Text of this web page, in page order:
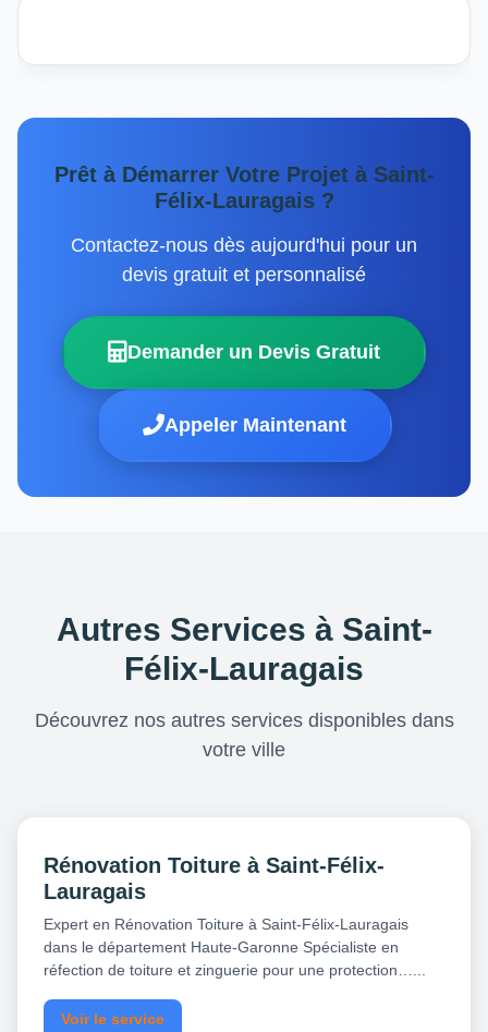
Prêt à Démarrer Votre Projet à Saint-
Félix-Lauragais ?
Contactez-nous dès aujourd'hui pour un
devis gratuit et personnalisé
Demander un Devis Gratuit
Appeler Maintenant
Autres Services à Saint-
Félix-Lauragais
Découvrez nos autres services disponibles dans
votre ville
Rénovation Toiture à Saint-Félix-
Lauragais
Expert en Rénovation Toiture à Saint-Félix-Lauragais
dans le département Haute-Garonne Spécialiste en
réfection de toiture et zinguerie pour une protection…...
Voir le service